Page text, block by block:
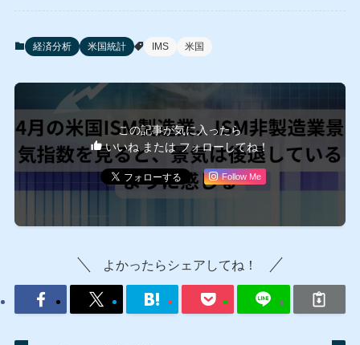
経済分析 米国統計 IMS 米国
この記事が気に入ったら
いいね または フォローしてね！
Follow Me
よかったらシェアしてね！